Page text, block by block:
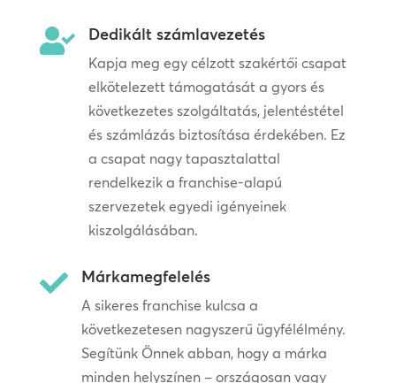
 Dedikált számlavezetés
Kapja meg egy célzott szakértői csapat
elkötelezett támogatását a gyors és
következetes szolgáltatás, jelentéstétel
és számlázás biztosítása érdekében. Ez
a csapat nagy tapasztalattal
rendelkezik a franchise-alapú
szervezetek egyedi igényeinek
kiszolgálásában.
 Márkamegfelelés
A sikeres franchise kulcsa a
következetesen nagyszerű ügyfélélmény.
Segítünk Önnek abban, hogy a márka
minden helyszínen – országosan vagy